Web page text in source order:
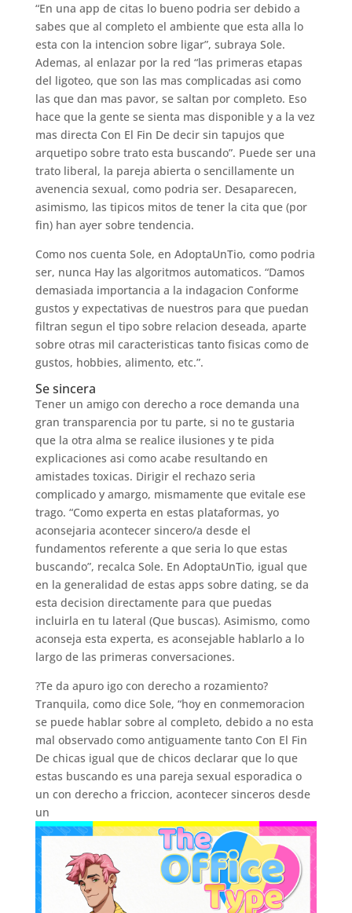
“En una app de citas lo bueno podri­a ser debido a
sabes que al completo el ambiente que esta alla lo
esta con la intencion sobre ligar”, subraya Sole.
Ademas, al enlazar por la red “las primeras etapas
del ligoteo, que son las mas complicadas asi­ como
las que dan mas pavor, se saltan por completo. Eso
hace que la gente se sienta mas disponible y a la vez
mas directa Con El Fin De decir sin tapujos que
arquetipo sobre trato esta buscando”. Puede ser una
trato liberal, la pareja abierta o sencillamente un
avenencia sexual, como podri­a ser. Desaparecen,
asimismo, las tipicos mitos de tener la cita que (por
fin) han ayer sobre tendencia.
Como nos cuenta Sole, en AdoptaUnTio, como podri­a
ser, nunca Hay las algoritmos automaticos. “Damos
demasiada importancia a la indagacion Conforme
gustos y expectativas de nuestros para que puedan
filtran segun el tipo sobre relacion deseada, aparte
sobre otras mil caracteristicas tanto fisicas como de
gustos, hobbies, alimento, etc.”.
Se sincera
Tener un amigo con derecho a roce demanda una
gran transparencia por tu parte, si no te gustaria
que la otra alma se realice ilusiones y te pida
explicaciones asi­ como acabe resultando en
amistades toxicas. Dirigir el rechazo seri­a
complicado y amargo, mismamente que evitale ese
trago. “Como experta en estas plataformas, yo
aconsejaria acontecer sincero/a desde el
fundamentos referente a que seri­a lo que estas
buscando”, recalca Sole. En AdoptaUnTio, igual que
en la generalidad de estas apps sobre dating, se da
esta decision directamente para que puedas
incluirla en tu lateral (Que buscas). Asimismo, como
aconseja esta experta, es aconsejable hablarlo a lo
largo de las primeras conversaciones.
?Te da apuro igo con derecho a rozamiento?
Tranquila, como dice Sole, “hoy en conmemoracion
se puede hablar sobre al completo, debido a no esta
mal observado como antiguamente tanto Con El Fin
De chicas igual que de chicos declarar que lo que
estas buscando es una pareja sexual esporadica o
un con derecho a friccion, acontecer sinceros desde
un